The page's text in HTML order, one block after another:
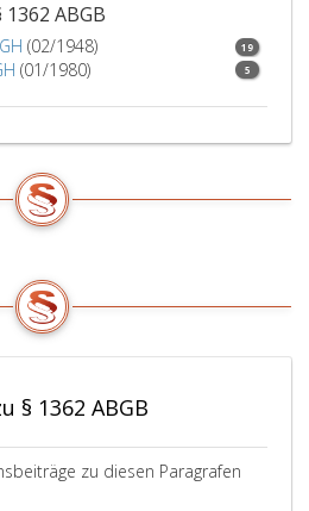
ABGB
(02/1948) 19
(01/1980) 5
§ 1362 ABGB
zu diesen Paragrafen